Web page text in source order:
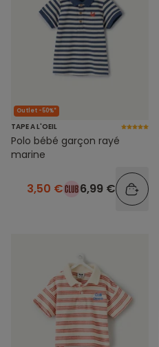
Outlet -50%*
TAPE A L'OEIL
Polo bébé garçon rayé
marine
3,50 € 6,99 €